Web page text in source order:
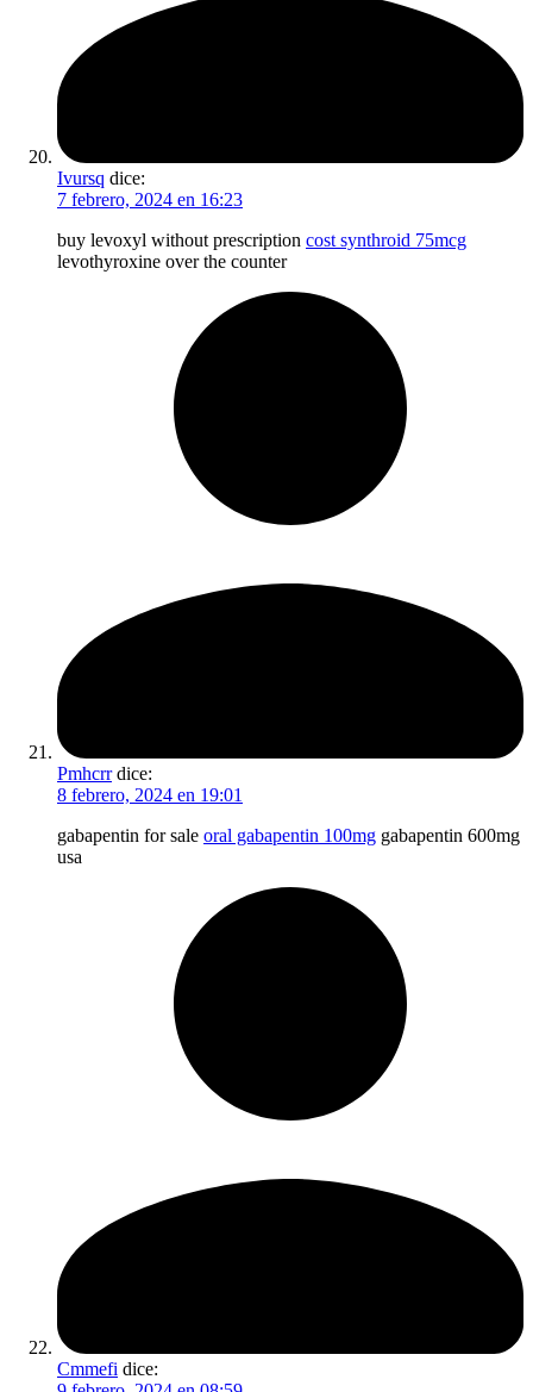
Ivursq dice:
7 febrero, 2024 en 16:23
buy levoxyl without prescription cost synthroid 75mcg
levothyroxine over the counter
Pmhcrr dice:
8 febrero, 2024 en 19:01
gabapentin for sale oral gabapentin 100mg gabapentin 600mg
usa
Cmmefi dice: